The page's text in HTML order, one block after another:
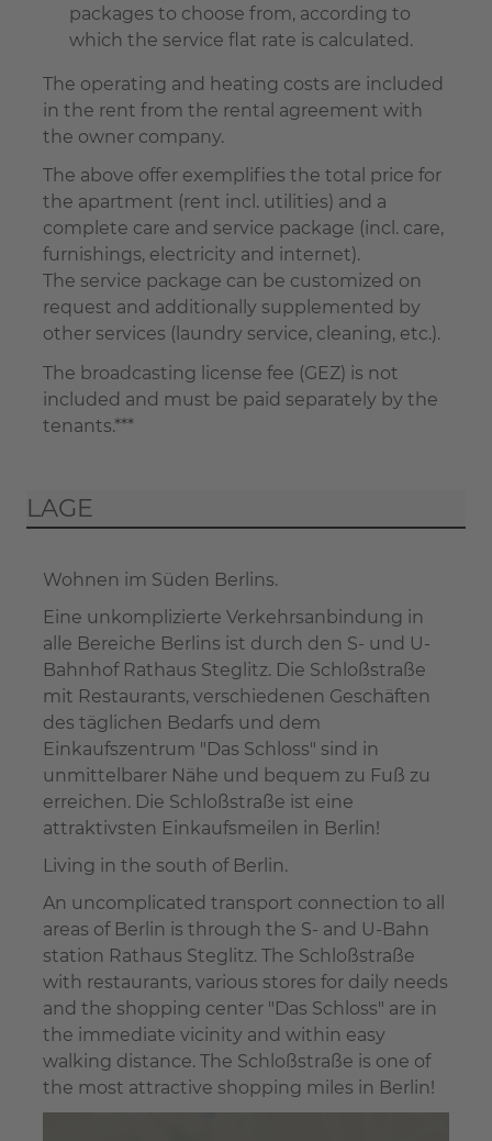
packages to choose from, according to
which the service flat rate is calculated.
The operating and heating costs are included
in the rent from the rental agreement with
the owner company.
The above offer exemplifies the total price for
the apartment (rent incl. utilities) and a
complete care and service package (incl. care,
furnishings, electricity and internet).
The service package can be customized on
request and additionally supplemented by
other services (laundry service, cleaning, etc.).
The broadcasting license fee (GEZ) is not
included and must be paid separately by the
tenants.***
LAGE
Wohnen im Süden Berlins.
Eine unkomplizierte Verkehrsanbindung in
alle Bereiche Berlins ist durch den S- und U-
Bahnhof Rathaus Steglitz. Die Schloßstraße
mit Restaurants, verschiedenen Geschäften
des täglichen Bedarfs und dem
Einkaufszentrum "Das Schloss" sind in
unmittelbarer Nähe und bequem zu Fuß zu
erreichen. Die Schloßstraße ist eine
attraktivsten Einkaufsmeilen in Berlin!
Living in the south of Berlin.
An uncomplicated transport connection to all
areas of Berlin is through the S- and U-Bahn
station Rathaus Steglitz. The Schloßstraße
with restaurants, various stores for daily needs
and the shopping center "Das Schloss" are in
the immediate vicinity and within easy
walking distance. The Schloßstraße is one of
the most attractive shopping miles in Berlin!